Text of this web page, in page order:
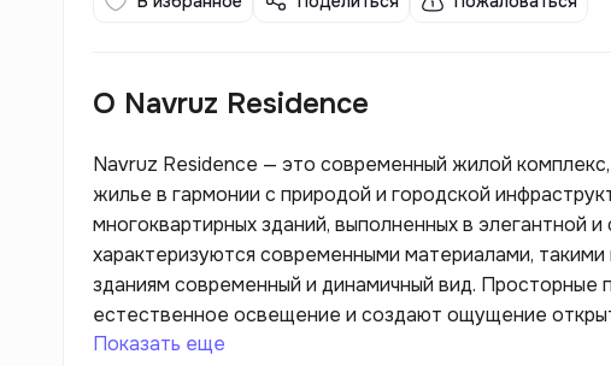
О Navruz Residence
Navruz Residence — это современный жилой
жилье в гармонии с природой и городской
многоквартирных зданий, выполненных в элегантной
характеризуются современными материалами,
зданиям современный и динамичный вид. Просторные
естественное освещение и создают ощущение
Residence представляют собой квартиры разных
Показать еще